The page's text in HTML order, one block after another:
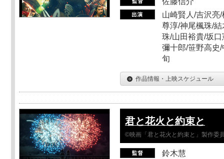
山崎賢人/吉沢亮
尊淳/神尾楓珠/
珠/山田裕貴/坂
彌十郎/笹野高史
旬
作品情報・上映スケジュール
君と花火と約束と
©映画「君と花火と約束と」製作委
鈴木慧